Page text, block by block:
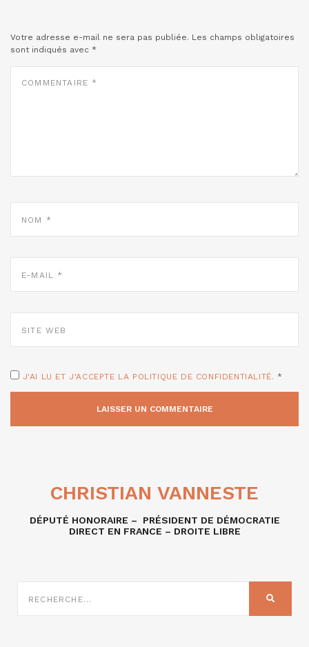
Votre adresse e-mail ne sera pas publiée. Les champs obligatoires
sont indiqués avec *
MAIL
WEB
J'AI LU ET J'ACCEPTE LA POLITIQUE DE CONFIDENTIALITÉ. *
CHRISTIAN VANNESTE
DÉPUTÉ HONORAIRE – PRÉSIDENT DE DÉMOCRATIE
DIRECT EN FRANCE – DROITE LIBRE
SUR